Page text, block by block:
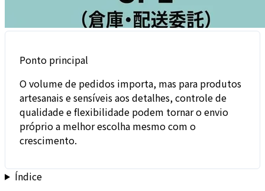
Ponto principal
O volume de pedidos importa, mas para produtos
artesanais e sensíveis aos detalhes, controle de
qualidade e flexibilidade podem tornar o envio
próprio a melhor escolha mesmo com o
crescimento.
Índice